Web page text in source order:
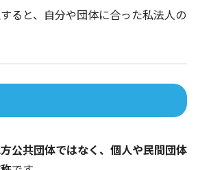
ると、自分や団体に合った私法人の
公共団体ではなく、個人や民間団体